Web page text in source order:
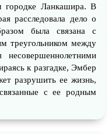
городке Ланкашира. В
расследовала дело о
была связана с
треугольником между
к разгадке, Эмбер
разрушить ее жизнь,
с ее родным